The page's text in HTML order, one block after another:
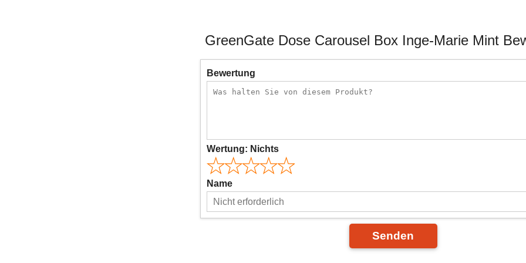
GreenGate Dose Carousel Box Inge-Marie Mint
Bewertung
Wertung: Nichts
Name
Senden